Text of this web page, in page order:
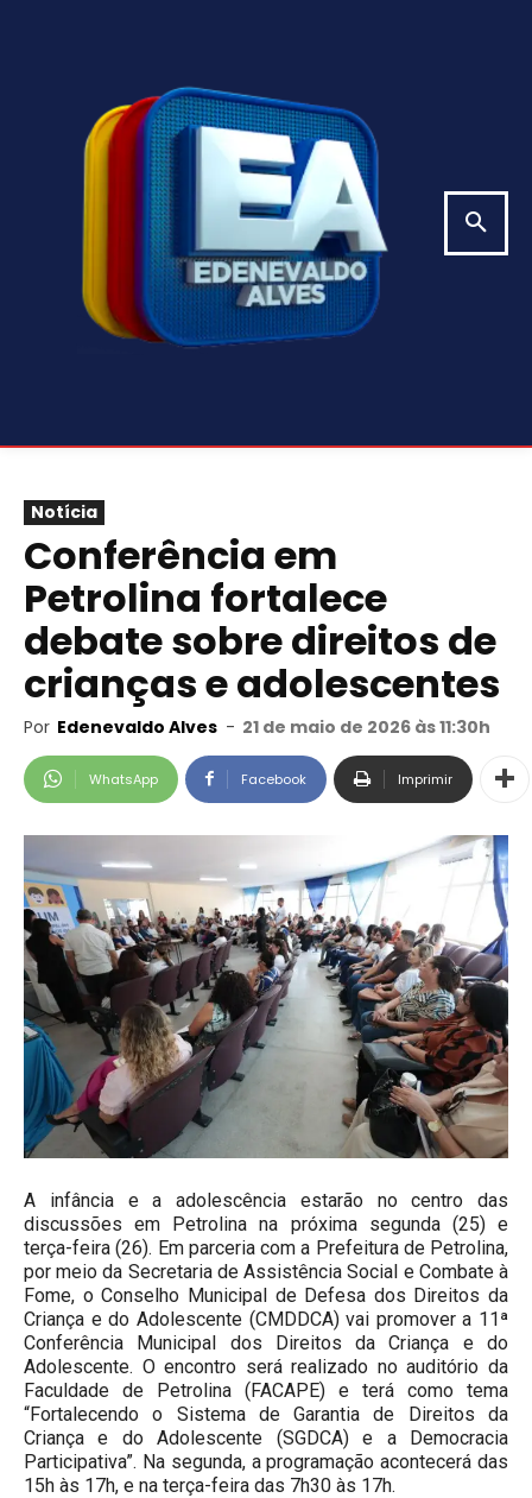
Notícia
Conferência em
Petrolina fortalece
debate sobre direitos de
crianças e adolescentes
Por Edenevaldo Alves - 21 de maio de 2026 às 11:30h
WhatsApp Facebook Imprimir
A infância e a adolescência estarão no centro das
discussões em Petrolina na próxima segunda (25) e
terça-feira (26). Em parceria com a Prefeitura de Petrolina,
por meio da Secretaria de Assistência Social e Combate à
Fome, o Conselho Municipal de Defesa dos Direitos da
Criança e do Adolescente (CMDDCA) vai promover a 11ª
Conferência Municipal dos Direitos da Criança e do
Adolescente. O encontro será realizado no auditório da
Faculdade de Petrolina (FACAPE) e terá como tema
“Fortalecendo o Sistema de Garantia de Direitos da
Criança e do Adolescente (SGDCA) e a Democracia
Participativa”. Na segunda, a programação acontecerá das
15h às 17h, e na terça-feira das 7h30 às 17h.